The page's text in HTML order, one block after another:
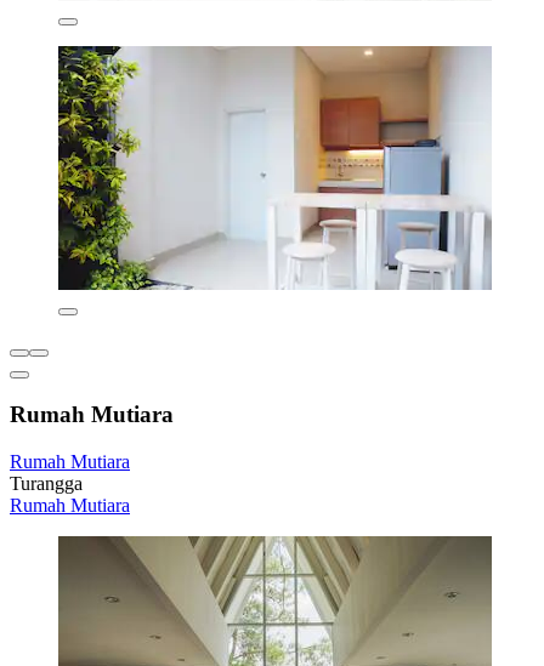
Rumah Mutiara
Rumah Mutiara
Turangga
Rumah Mutiara